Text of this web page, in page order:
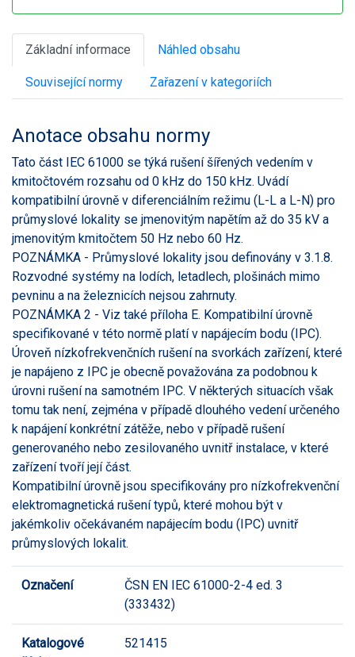
Základní informace Náhled obsahu
Související normy Zařazení v kategoriích
Anotace obsahu normy
Tato část IEC 61000 se týká rušení šířených vedením v
kmitočtovém rozsahu od 0 kHz do 150 kHz. Uvádí
kompatibilní úrovně v diferenciálním režimu (L-L a L-N) pro
průmyslové lokality se jmenovitým napětím až do 35 kV a
jmenovitým kmitočtem 50 Hz nebo 60 Hz.
POZNÁMKA - Průmyslové lokality jsou definovány v 3.1.8.
Rozvodné systémy na lodích, letadlech, plošinách mimo
pevninu a na železnicích nejsou zahrnuty.
POZNÁMKA 2 - Viz také příloha E. Kompatibilní úrovně
specifikované v této normě platí v napájecím bodu (IPC).
Úroveň nízkofrekvenčních rušení na svorkách zařízení, které
je napájeno z IPC je obecně považována za podobnou k
úrovni rušení na samotném IPC. V některých situacích však
tomu tak není, zejména v případě dlouhého vedení určeného
k napájení konkrétní zátěže, nebo v případě rušení
generovaného nebo zesilovaného uvnitř instalace, v které
zařízení tvoří její část.
Kompatibilní úrovně jsou specifikovány pro nízkofrekvenční
elektromagnetická rušení typů, které mohou být v
jakémkoliv očekávaném napájecím bodu (IPC) uvnitř
průmyslových lokalit.
Označení
ČSN EN IEC 61000-2-4 ed. 3
(333432)
Katalogové
521415